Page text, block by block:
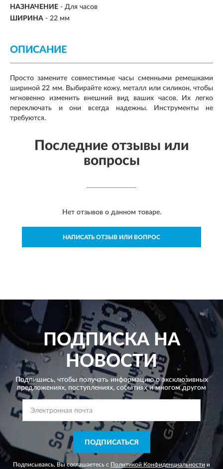
НАЗНАЧЕНИЕ - Для часов
ШИРИНА - 22 мм
ОПИСАНИЕ
Просто замените совместимые часы сменными ремешками
шириной 22 мм. Выбирайте кожу, металл или силикон, чтобы
мгновенно изменить внешний вид ваших часов. Их легко
переключать и они всегда надежны. Инструменты не
требуются.
Последние отзывы или
вопросы
Нет отзывов о данном товаре.
НАПИСАТЬ ОТЗЫВ ИЛИ ВОПРОС
ПОДПИСКА НА
НОВОСТИ
Подпишись, чтобы получать информацию о эксклюзивных
предложениях, поступлениях, событиях и многом другом
ПОДПИСАТЬСЯ
Подписываясь, Вы соглашаетесь с Политикой Конфиденциальности и